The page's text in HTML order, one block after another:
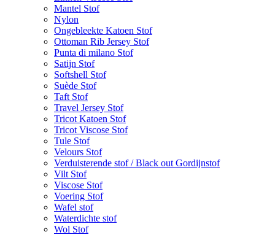
Mantel Stof
Nylon
Ongebleekte Katoen Stof
Ottoman Rib Jersey Stof
Punta di milano Stof
Satijn Stof
Softshell Stof
Suède Stof
Taft Stof
Travel Jersey Stof
Tricot Katoen Stof
Tricot Viscose Stof
Tule Stof
Velours Stof
Verduisterende stof / Black out Gordijnstof
Vilt Stof
Viscose Stof
Voering Stof
Wafel stof
Waterdichte stof
Wol Stof